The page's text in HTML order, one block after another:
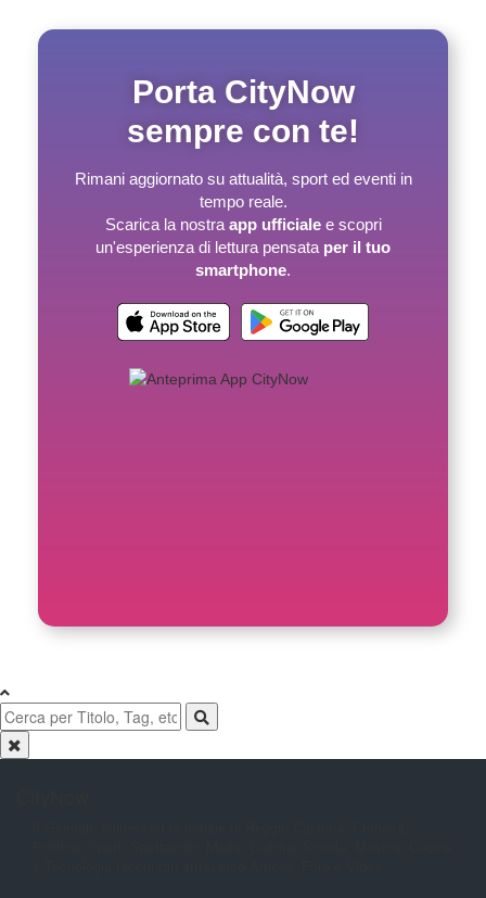
Porta CityNow
sempre con te!
Rimani aggiornato su attualità, sport ed eventi in
tempo reale.
Scarica la nostra app ufficialee scopri
un'esperienza di lettura pensata per il tuo
smartphone.